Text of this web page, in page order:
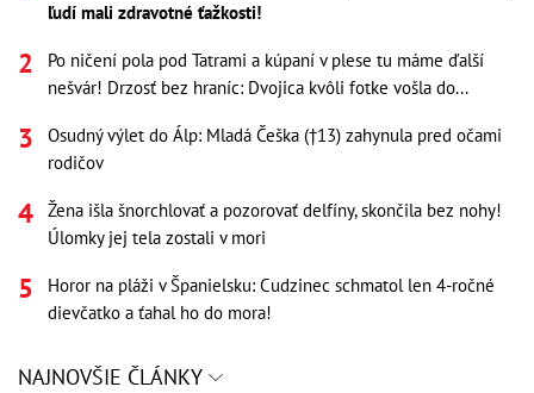
ľudí mali zdravotné ťažkosti!
Po ničení pola pod Tatrami a kúpaní v plese tu máme ďalší
nešvár! Drzosť bez hraníc: Dvojica kvôli fotke vošla do...
Osudný výlet do Álp: Mladá Češka (†13) zahynula pred očami
rodičov
Žena išla šnorchlovať a pozorovať delfíny, skončila bez nohy!
Úlomky jej tela zostali v mori
Horor na pláži v Španielsku: Cudzinec schmatol len 4-ročné
dievčatko a ťahal ho do mora!
NAJNOVŠIE ČLÁNKY